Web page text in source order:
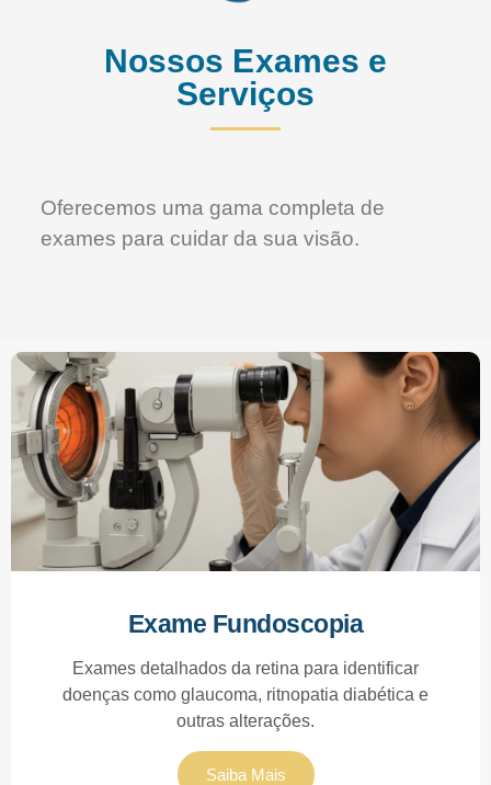
Nossos Exames e
Serviços
Oferecemos uma gama completa de
exames para cuidar da sua visão.
Exame Fundoscopia
Exames detalhados da retina para identificar
doenças como glaucoma, ritnopatia diabética e
outras alterações.
Saiba Mais